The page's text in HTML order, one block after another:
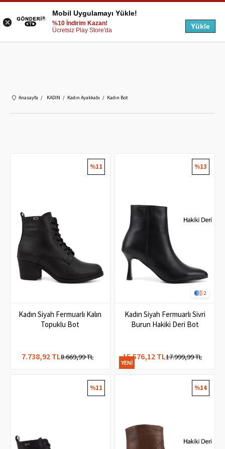
Anasayfa KADIN Kadın Ayakkabı Kadın Bot
Kadın Siyah Fermuarlı Kalın
Topuklu Bot
7.738,92 TL8.669,99 TL
%11
2
Kadın Siyah Fermuarlı Sivri
Burun Hakiki Deri Bot
15.576,12 TL17.999,99 TL
%13
YENI
%11 %14
Mobil Uygulamayı Yükle!
%10 İndirim Kazan!
Ücretsiz Play Store'da
Yükle